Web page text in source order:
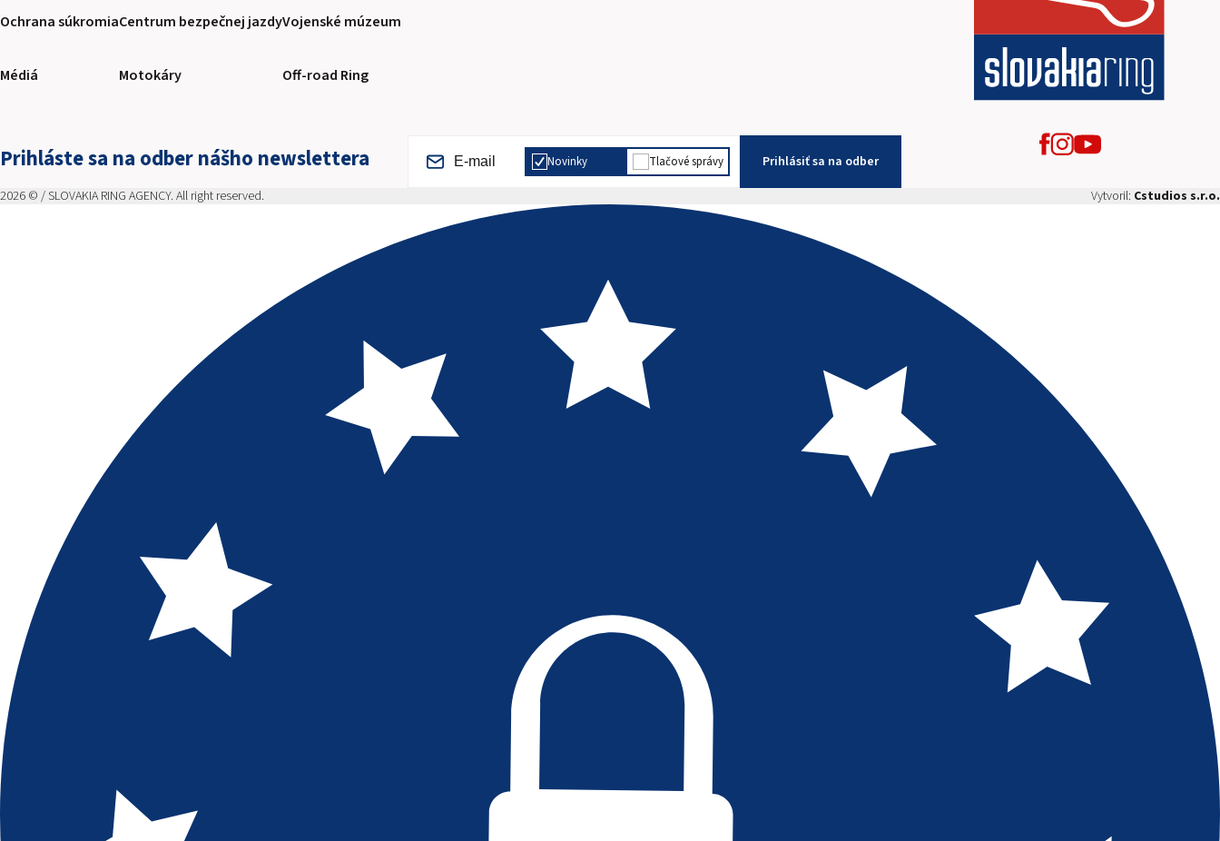
Ochrana súkromia
Médiá
Centrum bezpečnej jazdy
Motokáry
Vojenské múzeum
Off-road Ring
Prihláste sa na odber nášho newslettera Novinky Tlačové správy
Prihlásiť sa na odber
2026 © / SLOVAKIA RING AGENCY. All right reserved.
Vytvoril: Cstudios s.r.o.